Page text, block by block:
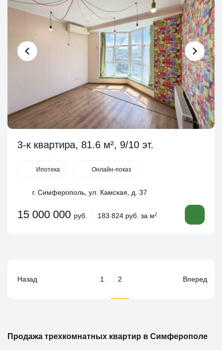
3-к квартира, 81.6 м², 9/10 эт.
Ипотека Онлайн-показ
г. Симферополь, ул. Камская, д. 37
15 000 000 руб. 183 824 руб. за м2
Назад 1 2 Вперед
Продажа трехкомнатных квартир в Симферополе